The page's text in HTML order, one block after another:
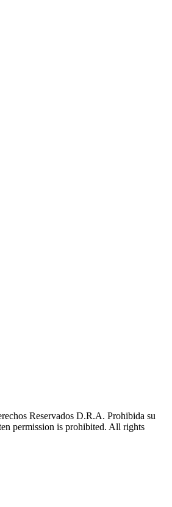
Reservados D.R.A. Prohibida su
permission is prohibited. All rights